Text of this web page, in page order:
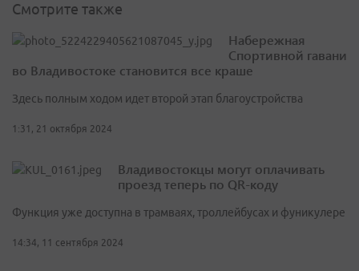
Смотрите также
Набережная
Спортивной гавани
во Владивостоке становится все краше
Здесь полным ходом идет второй этап благоустройства
1:31, 21 октября 2024
Владивостокцы могут оплачивать
проезд теперь по QR-коду
Функция уже доступна в трамваях, троллейбусах и фуникулере
14:34, 11 сентября 2024